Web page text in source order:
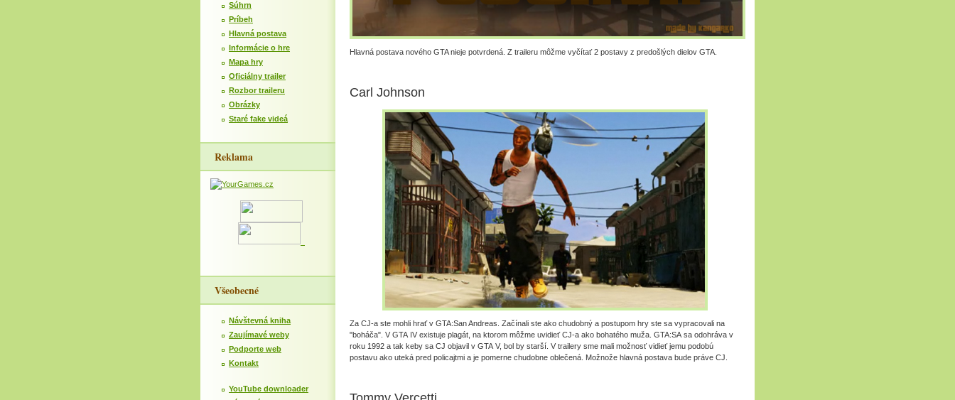
Súhrn
Príbeh
Hlavná postava
Informácie o hre
Mapa hry
Oficiálny trailer
Rozbor traileru
Obrázky
Staré fake videá
Reklama
Všeobecné
Návštevná kniha
Zaujímavé weby
Podporte web
Kontakt
YouTube downloader
Hlavná postava nového GTA nieje potvrdená. Z traileru môžme vyčítať 2 postavy z predošlých dielov GTA.
Carl Johnson
Za CJ-a ste mohli hrať v GTA:San Andreas. Začínali ste ako chudobný a postupom hry ste sa vypracovali na
"boháča". V GTA IV existuje plagát, na ktorom môžme uvidieť CJ-a ako bohatého muža. GTA:SA sa odohráva v
roku 1992 a tak keby sa CJ objavil v GTA V, bol by starší. V trailery sme mali možnosť vidieť jemu podobú
postavu ako uteká pred policajtmi a je pomerne chudobne oblečená. Možnože hlavná postava bude práve CJ.